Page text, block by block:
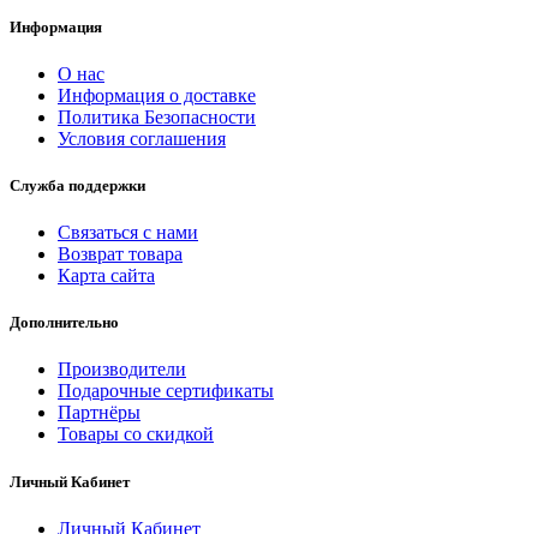
Информация
О нас
Информация о доставке
Политика Безопасности
Условия соглашения
Служба поддержки
Связаться с нами
Возврат товара
Карта сайта
Дополнительно
Производители
Подарочные сертификаты
Партнёры
Товары со скидкой
Личный Кабинет
Личный Кабинет